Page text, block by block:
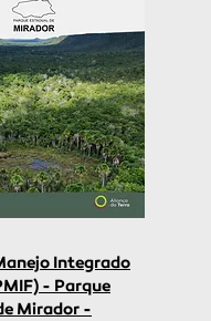
Integrado
- Parque
Mirador -